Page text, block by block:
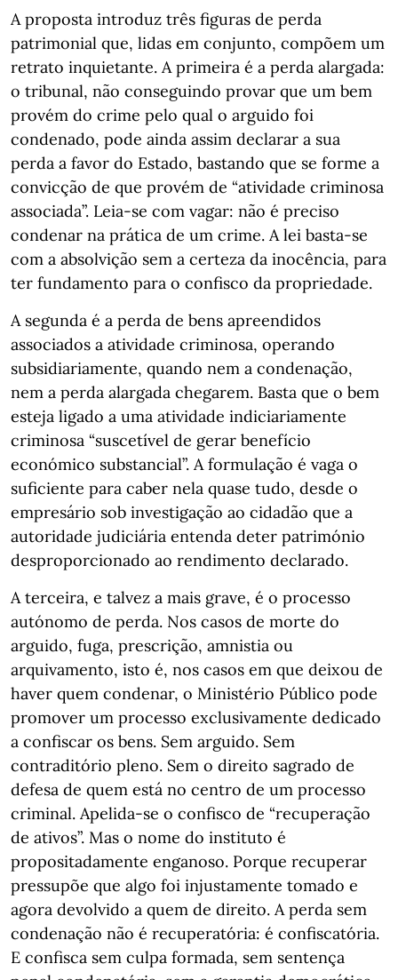
A proposta introduz três figuras de perda
patrimonial que, lidas em conjunto, compõem um
retrato inquietante. A primeira é a perda alargada:
o tribunal, não conseguindo provar que um bem
provém do crime pelo qual o arguido foi
condenado, pode ainda assim declarar a sua
perda a favor do Estado, bastando que se forme a
convicção de que provém de “atividade criminosa
associada”. Leia-se com vagar: não é preciso
condenar na prática de um crime. A lei basta-se
com a absolvição sem a certeza da inocência, para
ter fundamento para o confisco da propriedade.
A segunda é a perda de bens apreendidos
associados a atividade criminosa, operando
subsidiariamente, quando nem a condenação,
nem a perda alargada chegarem. Basta que o bem
esteja ligado a uma atividade indiciariamente
criminosa “suscetível de gerar benefício
económico substancial”. A formulação é vaga o
suficiente para caber nela quase tudo, desde o
empresário sob investigação ao cidadão que a
autoridade judiciária entenda deter património
desproporcionado ao rendimento declarado.
A terceira, e talvez a mais grave, é o processo
autónomo de perda. Nos casos de morte do
arguido, fuga, prescrição, amnistia ou
arquivamento, isto é, nos casos em que deixou de
haver quem condenar, o Ministério Público pode
promover um processo exclusivamente dedicado
a confiscar os bens. Sem arguido. Sem
contraditório pleno. Sem o direito sagrado de
defesa de quem está no centro de um processo
criminal. Apelida-se o confisco de “recuperação
de ativos”. Mas o nome do instituto é
propositadamente enganoso. Porque recuperar
pressupõe que algo foi injustamente tomado e
agora devolvido a quem de direito. A perda sem
condenação não é recuperatória: é confiscatória.
E confisca sem culpa formada, sem sentença